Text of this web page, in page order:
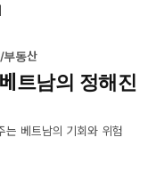
부동산
트남의 정해진
는 베트남의 기회와 위험